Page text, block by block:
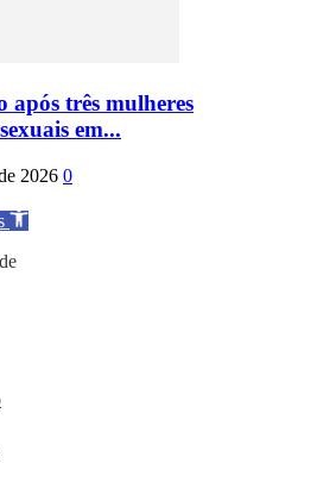
após três mulheres
em...
2026 0